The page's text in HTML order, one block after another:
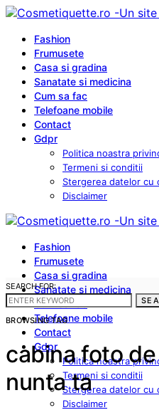
Fashion
Frumusete
Casa si gradina
Sanatate si medicina
Cum sa fac
Telefoane mobile
Contact
Gdpr
Politica noastra
Termeni si conditii
Stergerea datelor cu
Disclaimer
Fashion
Frumusete
Casa si gradina
Sanatate si medicina
Cum sa fac
Telefoane mobile
Contact
Gdpr
Politica noastra
Termeni si conditii
Stergerea datelor cu
Disclaimer
SEARCH FOR:
BROWSING TAG
cabina foto
nunta ta